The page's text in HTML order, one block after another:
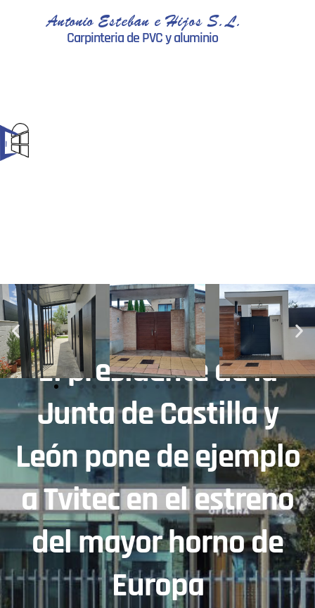
Antonio Esteban e Hijos S.L.
Carpinteria de PVC y aluminio
El presidente de la
Junta de Castilla y
León pone de ejemplo
a Tvitec en el estreno
del mayor horno de
Europa